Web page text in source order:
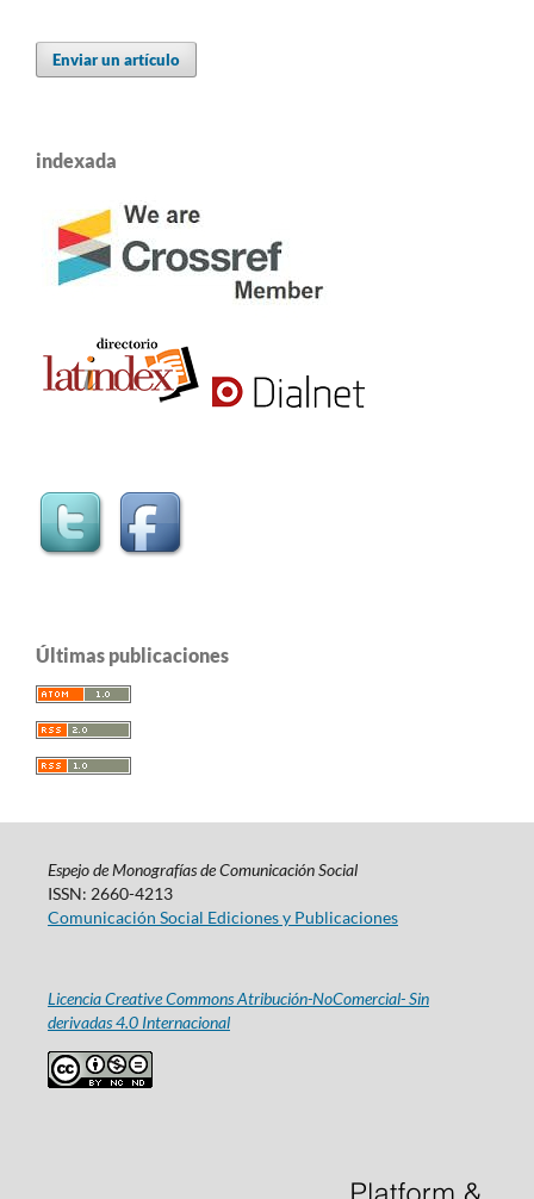
Enviar un artículo
indexada
Últimas publicaciones
Espejo de Monografías de Comunicación Social
ISSN: 2660-4213
Comunicación Social Ediciones y Publicaciones
Licencia Creative Commons Atribución-NoComercial- Sin
derivadas 4.0 Internacional